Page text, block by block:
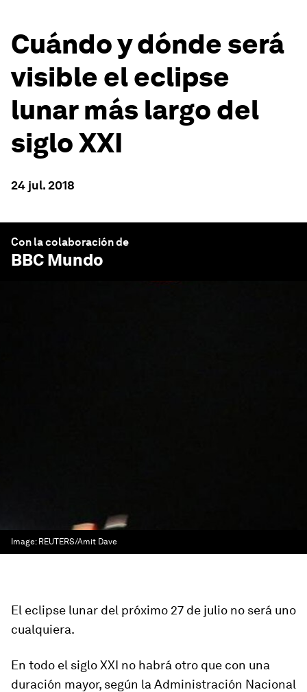
Cuándo y dónde será
visible el eclipse
lunar más largo del
siglo XXI
24 jul. 2018
Con la colaboración de
BBC Mundo
Image: REUTERS/Amit Dave
El eclipse lunar del próximo 27 de julio no será uno
cualquiera.
En todo el siglo XXI no habrá otro que con una
duración mayor, según la Administración Nacional